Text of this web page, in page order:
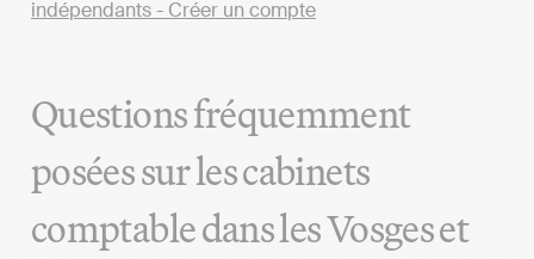
Questions fréquemment
posées sur les cabinets
comptable dans les Vosges et